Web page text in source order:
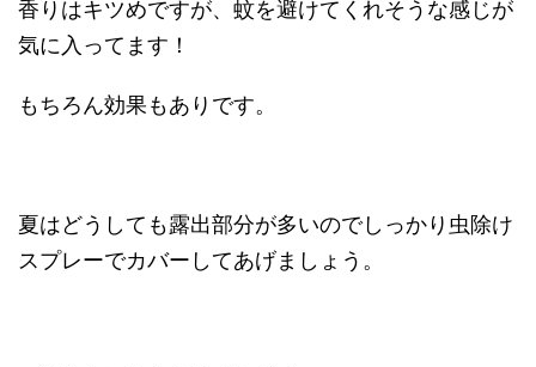
香りはキツめですが、蚊を避けてくれそうな感じが
気に入ってます！
もちろん効果もありです。
夏はどうしても露出部分が多いのでしっかり虫除け
スプレーでカバーしてあげましょう。